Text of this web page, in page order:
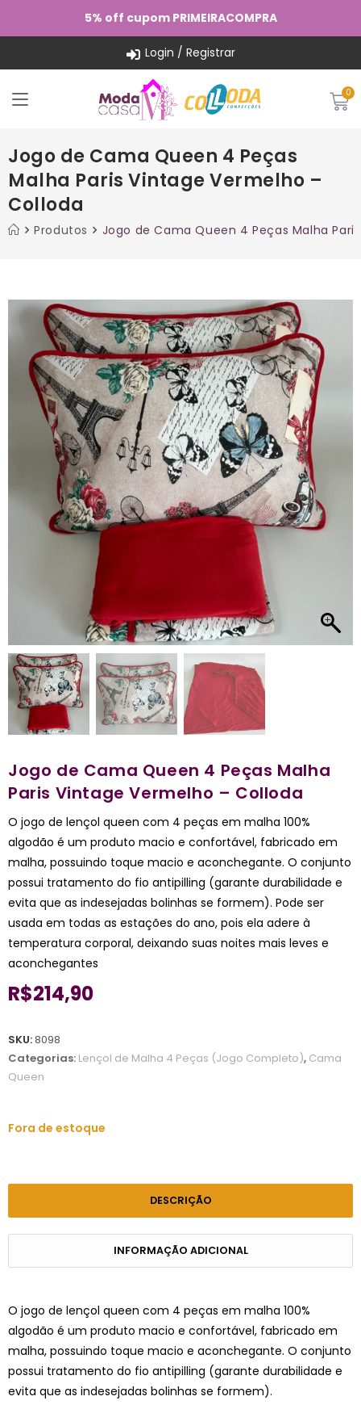
5% off cupom PRIMEIRACOMPRA
Login / Registrar
Jogo de Cama Queen 4 Peças
Malha Paris Vintage Vermelho –
Colloda
Produtos Jogo de Cama Queen 4 Peças Malha
Jogo de Cama Queen 4 Peças Malha
Paris Vintage Vermelho – Colloda
O jogo de lençol queen com 4 peças em malha 100%
algodão é um produto macio e confortável, fabricado em
malha, possuindo toque macio e aconchegante. O conjunto
possui tratamento do fio antipilling (garante durabilidade e
evita que as indesejadas bolinhas se formem). Pode ser
usada em todas as estações do ano, pois ela adere à
temperatura corporal, deixando suas noites mais leves e
aconchegantes
R$214,90
SKU:8098
Categorias: Lençol de Malha 4 Peças (Jogo Completo), Cama
Queen
Fora de estoque
DESCRIÇÃO
INFORMAÇÃO ADICIONAL
O jogo de lençol queen com 4 peças em malha 100%
algodão é um produto macio e confortável, fabricado em
malha, possuindo toque macio e aconchegante. O conjunto
possui tratamento do fio antipilling (garante durabilidade e
evita que as indesejadas bolinhas se formem).